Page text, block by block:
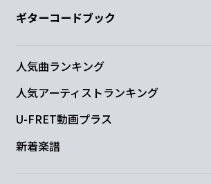
ギターコードブック
人気曲ランキング
人気アーティストランキング
U-FRET動画プラス
新着楽譜